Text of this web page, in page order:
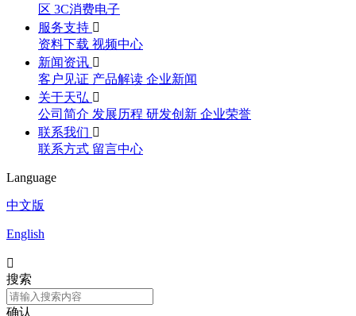
区 3C消费电子
服务支持 
资料下载 视频中心
新闻资讯 
客户见证 产品解读 企业新闻
关于天弘 
公司简介 发展历程 研发创新 企业荣誉
联系我们 
联系方式 留言中心
Language
中文版
English

搜索
确认